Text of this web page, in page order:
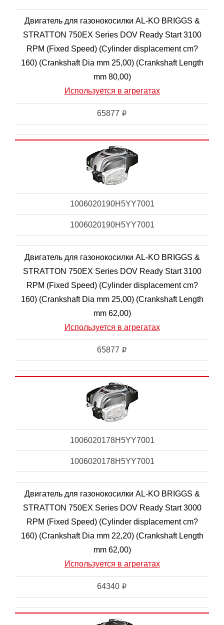
Двигатель для газонокосилки AL-KO BRIGGS &
STRATTON 750EX Series DOV Ready Start 3100
RPM (Fixed Speed) (Cylinder displacement cm?
160) (Crankshaft Dia mm 25,00) (Crankshaft Length
mm 80,00)
Используется в агрегатах
65877 i
1006020190H5YY7001
1006020190H5YY7001
Двигатель для газонокосилки AL-KO BRIGGS &
STRATTON 750EX Series DOV Ready Start 3100
RPM (Fixed Speed) (Cylinder displacement cm?
160) (Crankshaft Dia mm 25,00) (Crankshaft Length
mm 62,00)
Используется в агрегатах
65877 i
1006020178H5YY7001
1006020178H5YY7001
Двигатель для газонокосилки AL-KO BRIGGS &
STRATTON 750EX Series DOV Ready Start 3000
RPM (Fixed Speed) (Cylinder displacement cm?
160) (Crankshaft Dia mm 22,20) (Crankshaft Length
mm 62,00)
Используется в агрегатах
64340 i